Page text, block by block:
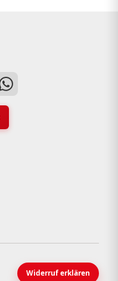
Widerruf erklären